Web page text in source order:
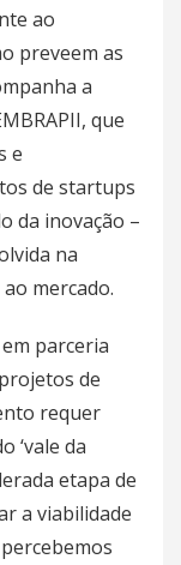
ao
preveem as
a
que
e
de startups
da inovação –
na
mercado.
parceria
de
requer
‘vale da
etapa de
a viabilidade